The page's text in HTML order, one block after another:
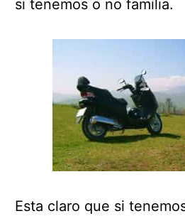
si tenemos o no familia.
Esta claro que si